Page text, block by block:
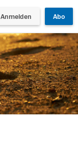
Anmelden Abo